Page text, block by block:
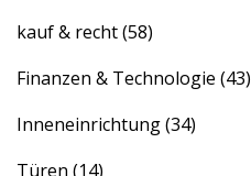
kauf & recht(58)
Finanzen & Technologie (43)
Inneneinrichtung(34)
Türen (14)